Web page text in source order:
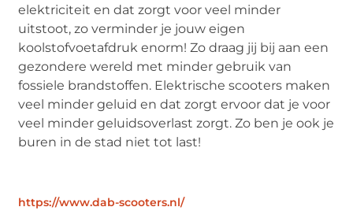
elektriciteit en dat zorgt voor veel minder
uitstoot, zo verminder je jouw eigen
koolstofvoetafdruk enorm! Zo draag jij bij aan een
gezondere wereld met minder gebruik van
fossiele brandstoffen. Elektrische scooters maken
veel minder geluid en dat zorgt ervoor dat je voor
veel minder geluidsoverlast zorgt. Zo ben je ook je
buren in de stad niet tot last!
https://www.dab-scooters.nl/